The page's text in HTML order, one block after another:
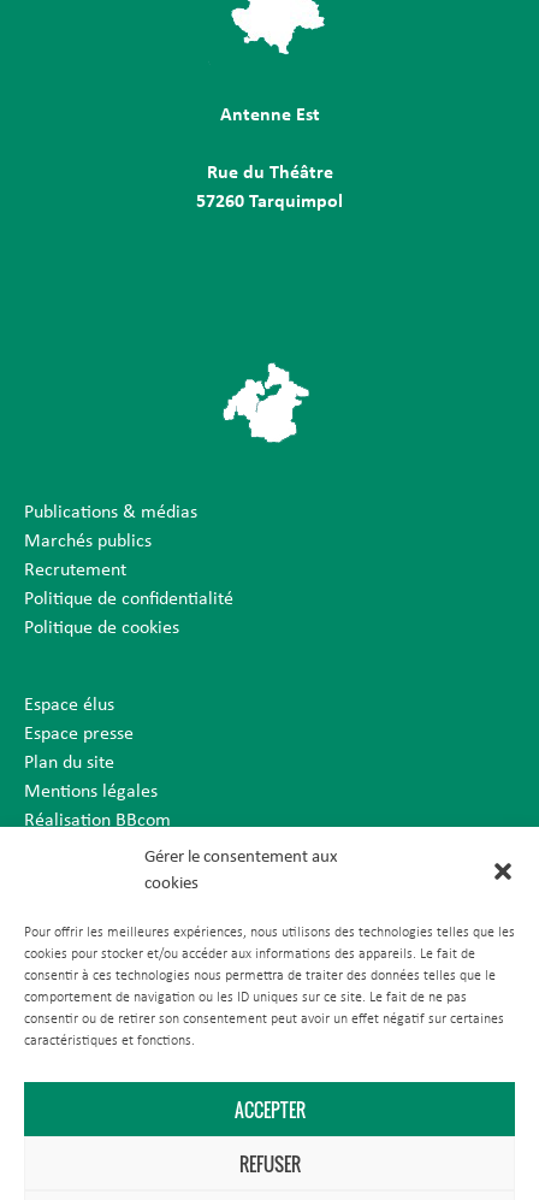
Gérer le consentement aux
cookies
Pour offrir les meilleures expériences, nous utilisons des technologies telles que les
cookies pour stocker et/ou accéder aux informations des appareils. Le fait de
consentir à ces technologies nous permettra de traiter des données telles que le
comportement de navigation ou les ID uniques sur ce site. Le fait de ne pas
consentir ou de retirer son consentement peut avoir un effet négatif sur certaines
caractéristiques et fonctions.
ACCEPTER
REFUSER
Antenne Est
Rue du Théâtre
57260 Tarquimpol
Publications & médias
Marchés publics
Recrutement
Politique de confidentialité
Politique de cookies
Espace élus
Espace presse
Plan du site
Mentions légales
Réalisation BBcom